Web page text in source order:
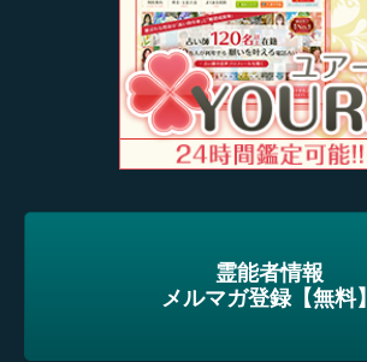
霊能者情報
メルマガ登録【無料】